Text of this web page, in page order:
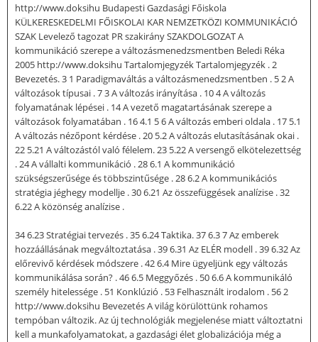
http://www.doksihu Budapesti Gazdasági Főiskola
KÜLKERESKEDELMI FŐISKOLAI KAR NEMZETKÖZI KOMMUNIKÁCIÓ
SZAK Levelező tagozat PR szakirány SZAKDOLGOZAT A
kommunikáció szerepe a változásmenedzsmentben Beledi Réka
2005 http://www.doksihu Tartalomjegyzék Tartalomjegyzék . 2
Bevezetés. 3 1 Paradigmaváltás a változásmenedzsmentben . 5 2 A
változások típusai . 7 3 A változás irányítása . 10 4 A változás
folyamatának lépései . 14 A vezető magatartásának szerepe a
változások folyamatában . 16 4.1 5 6 A változás emberi oldala . 17 5.1
A változás nézőpont kérdése . 20 5.2 A változás elutasításának okai .
22 5.21 A változástól való félelem. 23 5.22 A versengő elkötelezettség
. 24 A vállalti kommunikáció . 28 6.1 A kommunikáció
szükségszerűsége és többszintűsége . 28 6.2 A kommunikációs
stratégia jéghegy modellje . 30 6.21 Az összefüggések analízise . 32
6.22 A közönség analízise .
34 6.23 Stratégiai tervezés . 35 6.24 Taktika. 37 6.3 7 Az emberek
hozzáállásának megváltoztatása . 39 6.31 Az ELÉR modell . 39 6.32 Az
előrevivő kérdések módszere . 42 6.4 Mire ügyeljünk egy változás
kommunikálása során? . 46 6.5 Meggyőzés . 50 6.6 A kommunikáló
személy hitelessége . 51 Konklúzió . 53 Felhasznált irodalom . 56 2
http://www.doksihu Bevezetés A világ körülöttünk rohamos
tempóban változik. Az új technológiák megjelenése miatt változtatni
kell a munkafolyamatokat, a gazdasági élet globalizációja még a